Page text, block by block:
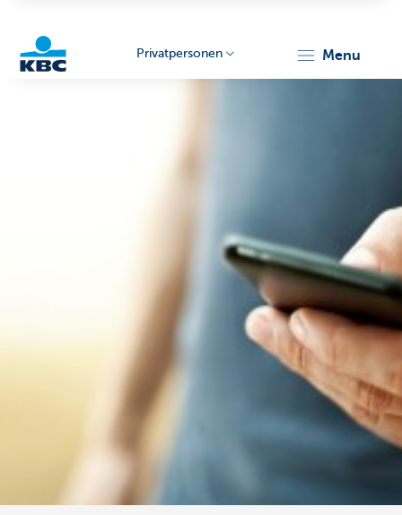
Privatpersonen menu